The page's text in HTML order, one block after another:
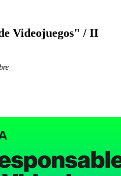
Videojuegos" / II